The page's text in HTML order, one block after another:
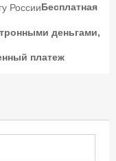
Бесплатная
платеж